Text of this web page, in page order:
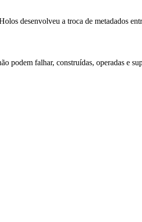
desenvolveu a troca de metadados
podem falhar, construídas, operadas e